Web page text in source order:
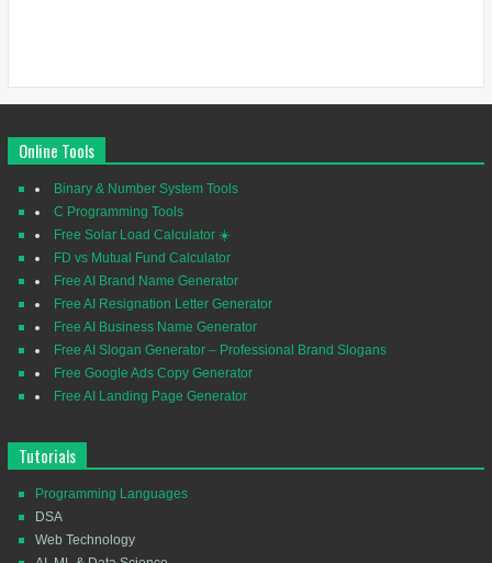
Online Tools
Binary & Number System Tools
C Programming Tools
Free Solar Load Calculator ☀️
FD vs Mutual Fund Calculator
Free AI Brand Name Generator
Free AI Resignation Letter Generator
Free AI Business Name Generator
Free AI Slogan Generator – Professional Brand Slogans
Free Google Ads Copy Generator
Free AI Landing Page Generator
Tutorials
Programming Languages
DSA
Web Technology